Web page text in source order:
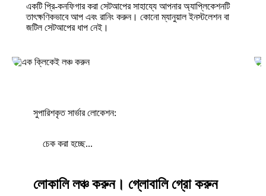
একটি প্রি-কনফিগার করা সেটআপের সাহায্যে আপনার অ্যাপ্লিকেশনটি
তাৎক্ষণিকভাবে আপ এবং রানিং করুন। কোনো ম্যানুয়াল ইনস্টলেশন বা
জটিল সেটআপের ধাপ নেই।
সুপারিশকৃত সার্ভার লোকেশন:
চেক করা হচ্ছে...
লোকালি লঞ্চ করুন। গ্লোবালি গ্রো করুন